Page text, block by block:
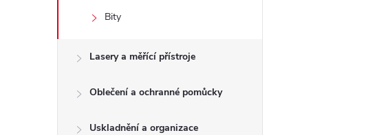
Bity
Lasery a měřící přístroje
Oblečení a ochranné pomůcky
Uskladnění a organizace